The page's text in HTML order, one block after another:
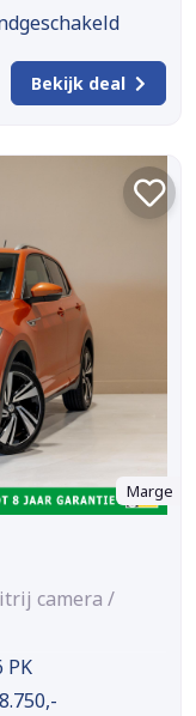
Bekijk deal
Marge
camera /
PK